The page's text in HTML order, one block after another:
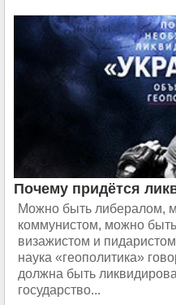
Почему придётся
Можно быть либералом,
коммунистом, можно
визажистом и
наука «геополитика»
должна быть
государство...